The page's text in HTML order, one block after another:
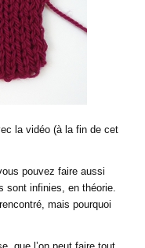
la vidéo (à la fin de cet
pouvez faire aussi
sont infinies, en théorie.
mais pourquoi